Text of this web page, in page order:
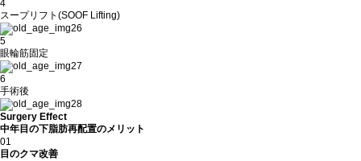
4
スープリフト(SOOF Lifting)
5
眼輪筋固定
6
手術後
Surgery Effect
中年目の下脂肪再配置のメリット
01
目のクマ改善